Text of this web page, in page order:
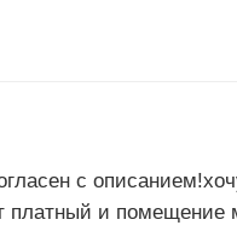
с
платный и помещение